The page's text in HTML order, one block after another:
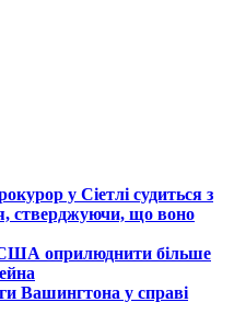
у Сіетлі судиться з
стверджуючи, що воно
оприлюднити більше
Вашингтона у справі